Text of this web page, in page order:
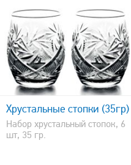
Хрустальные стопки (35гр)
Набор хрустальный стопок, 6
шт, 35 гр.
быстрый просмотр